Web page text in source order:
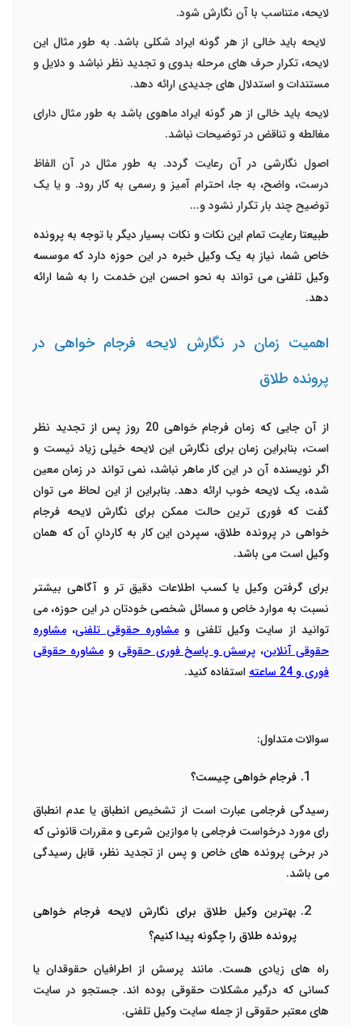
لایحه، متناسب با آن نگارش شود.
لایحه باید خالی از هر گونه ایراد شکلی باشد. به طور مثال این
لایحه، تکرار حرف های مرحله بدوی و تجدید نظر نباشد و دلایل و
مستندات و استدلال های جدیدی ارائه دهد.
لایحه باید خالی از هر گونه ایراد ماهوی باشد به طور مثال دارای
مغالطه و تناقض در توضیحات نباشد.
اصول نگارشی در آن رعایت گردد. به طور مثال در آن الفاظ
درست، واضح، به جا، احترام آمیز و رسمی به کار رود. و یا یک
توضیح چند بار تکرار نشود و...
طبیعتا رعایت تمام این نکات و نکات بسیار دیگر با توجه به پرونده
خاص شما، نیاز به یک وکیل خبره در این حوزه دارد که موسسه
وکیل تلفنی می تواند به نحو احسن این خدمت را به شما ارائه
دهد.
اهمیت زمان در نگارش لایحه فرجام خواهی در
پرونده طلاق
از آن جایی که زمان فرجام خواهی 20 روز پس از تجدید نظر
است، بنابراین زمان برای نگارش این لایحه خیلی زیاد نیست و
اگر نویسنده آن در این کار ماهر نباشد، نمی تواند در زمان معین
شده، یک لایحه خوب ارائه دهد. بنابراین از این لحاظ می توان
گفت که فوری ترین حالت ممکن برای نگارش لایحه فرجام
خواهی در پرونده طلاق، سپردن این کار به کاردانِ آن که همان
وکیل است می باشد.
برای گرفتن وکیل یا کسب اطلاعات دقیق تر و آگاهی بیشتر
نسبت به موارد خاص و مسائل شخصی خودتان در این حوزه، می
توانید از سایت وکیل تلفنی و مشاوره حقوقی تلفنی، مشاوره
حقوقی آنلاین، پرسش و پاسخ فوری حقوقیو مشاوره حقوقی
فوری و 24 ساعته
استفاده کنید.
سوالات متداول:
فرجام خواهی چیست؟
رسیدگی فرجامی عبارت است از تشخیص انطباق یا عدم انطباق
رای مورد درخواست فرجامی با موازین شرعی و مقررات قانونی که
در برخی پرونده های خاص و پس از تجدید نظر، قابل رسیدگی
می باشد.
بهترین وکیل طلاق برای نگارش لایحه فرجام خواهی
پرونده طلاق را چگونه پیدا کنیم؟
راه های زیادی هست. مانند پرسش از اطرافیان حقوقدان یا
کسانی که درگیر مشکلات حقوقی بوده اند. جستجو در سایت
های معتبر حقوقی از جمله سایت وکیل تلفنی.